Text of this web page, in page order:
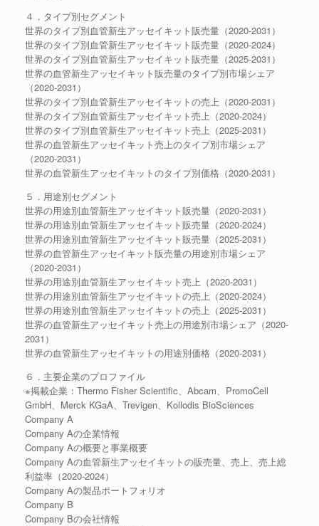
４．タイプ別セグメント
世界のタイプ別血管新生アッセイキット販売量（2020-2031）
世界のタイプ別血管新生アッセイキット販売量（2020-2024）
世界のタイプ別血管新生アッセイキット販売量（2025-2031）
世界の血管新生アッセイキット販売量のタイプ別市場シェア
（2020-2031）
世界のタイプ別血管新生アッセイキットの売上（2020-2031）
世界のタイプ別血管新生アッセイキット売上（2020-2024）
世界のタイプ別血管新生アッセイキット売上（2025-2031）
世界の血管新生アッセイキット売上のタイプ別市場シェア
（2020-2031）
世界の血管新生アッセイキットのタイプ別価格（2020-2031）
５．用途別セグメント
世界の用途別血管新生アッセイキット販売量（2020-2031）
世界の用途別血管新生アッセイキット販売量（2020-2024）
世界の用途別血管新生アッセイキット販売量（2025-2031）
世界の血管新生アッセイキット販売量の用途別市場シェア
（2020-2031）
世界の用途別血管新生アッセイキット売上（2020-2031）
世界の用途別血管新生アッセイキットの売上（2020-2024）
世界の用途別血管新生アッセイキットの売上（2025-2031）
世界の血管新生アッセイキット売上の用途別市場シェア（2020-
2031）
世界の血管新生アッセイキットの用途別価格（2020-2031）
６．主要企業のプロファイル
※掲載企業：Thermo Fisher Scientific、Abcam、PromoCell
GmbH、Merck KGaA、Trevigen、Kollodis BioSciences
Company A
Company Aの企業情報
Company Aの概要と事業概要
Company Aの血管新生アッセイキットの販売量、売上、売上総
利益率（2020-2024）
Company Aの製品ポートフォリオ
Company B
Company Bの会社情報